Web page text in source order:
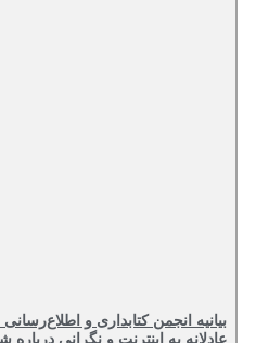
بیانیه انجمن کتابداری و
عادلانه به اینترنت و نگرانی